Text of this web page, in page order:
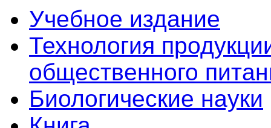
Учебное издание
Технология
общественного
Биологические науки